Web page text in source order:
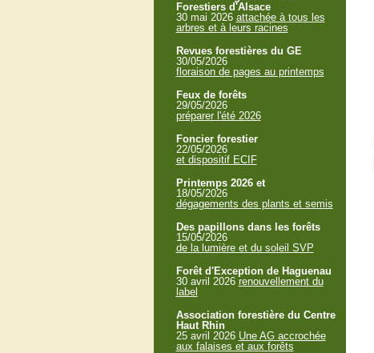
Forestiers d'Alsace
30 mai 2026 attachée à tous les
arbres et à leurs racines
Revues forestières du GE
30/05/2026
floraison de pages au printemps
Feux de forêts
29/05/2026
préparer l'été 2026
Foncier forestier
22/05/2026
et dispositif ECIF
Printemps 2026 et
18/05/2026
dégagements des plants et semis
Des papillons dans les forêts
15/05/2026
de la lumière et du soleil SVP
Forêt d'Exception de Haguenau
30 avril 2026 renouvellement du
label
Association forestière du Centre
Haut Rhin
25 avril 2026 Une AG accrochée
aux falaises et aux forêts